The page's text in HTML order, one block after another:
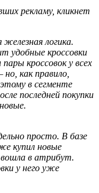
рекламу, кликнет
логика.
удобные кроссовки
кроссовок у всех
как правило,
в сегменте
последней покупки
просто. В базе
купил новые
вошла в атрибут.
у него уже